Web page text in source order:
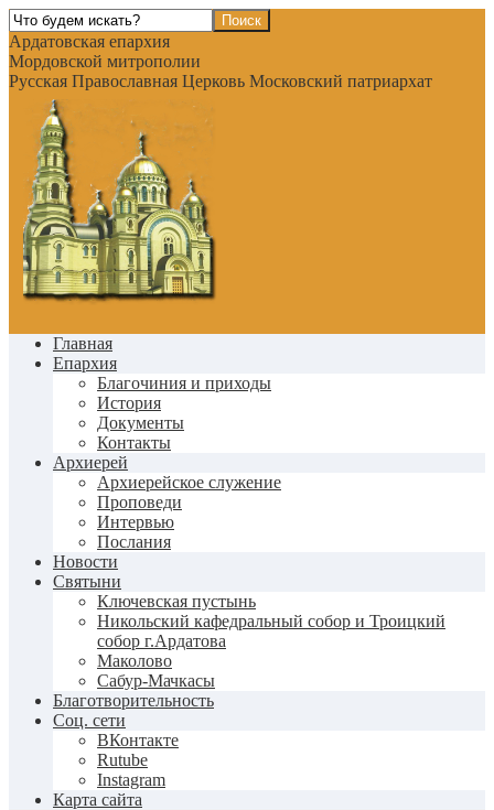
Ардатовская епархия
Мордовской митрополии
Русская Православная Церковь Московский патриархат
Главная
Епархия
Благочиния и приходы
История
Документы
Контакты
Архиерей
Архиерейское служение
Проповеди
Интервью
Послания
Новости
Святыни
Ключевская пустынь
Никольский кафедральный собор и Троицкий
собор г.Ардатова
Маколово
Сабур-Мачкасы
Благотворительность
Соц. сети
ВКонтакте
Rutube
Instagram
Карта сайта